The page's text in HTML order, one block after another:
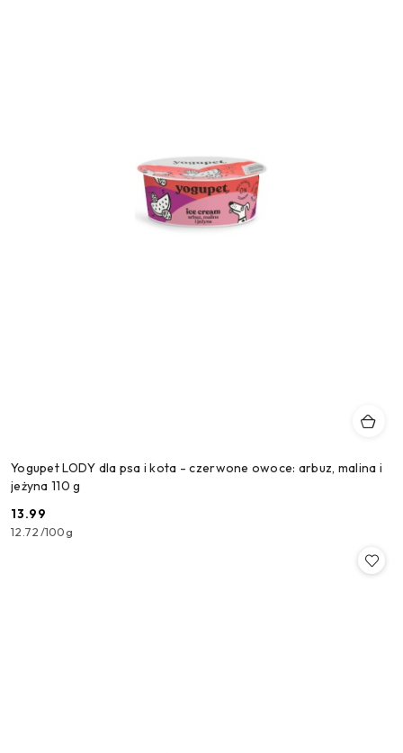
Yogupet LODY dla psa i kota - czerwone owoce: arbuz, malina i
jeżyna 110 g
Cena:
13.99
12.72/100g